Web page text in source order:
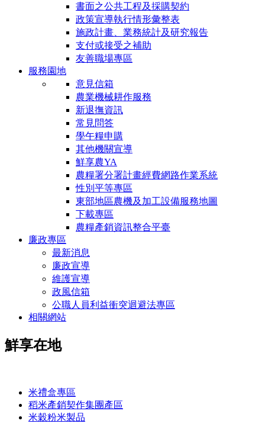
書面之公共工程及採購契約
政策宣導執行情形彙整表
施政計畫、業務統計及研究報告
支付或接受之補助
友善職場專區
服務園地
意見信箱
農業機械耕作服務
新退撫資訊
常見問答
學午糧申購
其他機關宣導
鮮享農YA
農糧署分署計畫經費網路作業系統
性別平等專區
東部地區農機及加工設備服務地圖
下載專區
農糧產銷資訊整合平臺
廉政專區
最新消息
廉政宣導
維護宣導
政風信箱
公職人員利益衝突迴避法專區
相關網站
鮮享在地
米禮盒專區
稻米產銷契作集團產區
米穀粉米製品